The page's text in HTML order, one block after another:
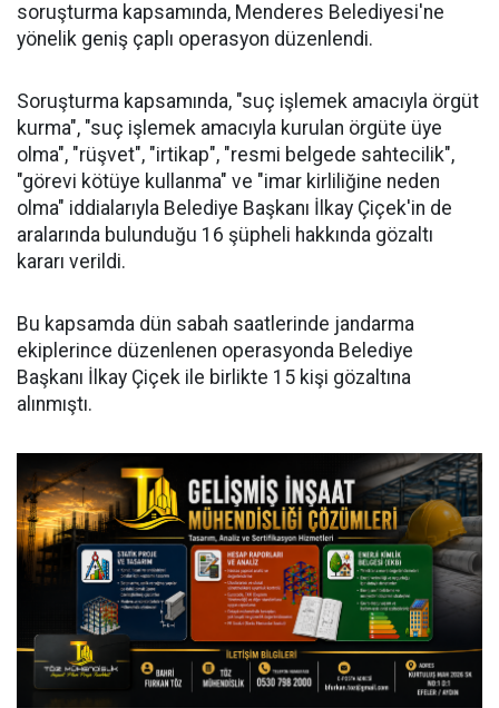
soruşturma kapsamında, Menderes Belediyesi'ne
yönelik geniş çaplı operasyon düzenlendi.
Soruşturma kapsamında, "suç işlemek amacıyla örgüt
kurma", "suç işlemek amacıyla kurulan örgüte üye
olma", "rüşvet", "irtikap", "resmi belgede sahtecilik",
"görevi kötüye kullanma" ve "imar kirliliğine neden
olma" iddialarıyla Belediye Başkanı İlkay Çiçek'in de
aralarında bulunduğu 16 şüpheli hakkında gözaltı
kararı verildi.
Bu kapsamda dün sabah saatlerinde jandarma
ekiplerince düzenlenen operasyonda Belediye
Başkanı İlkay Çiçek ile birlikte 15 kişi gözaltına
alınmıştı.